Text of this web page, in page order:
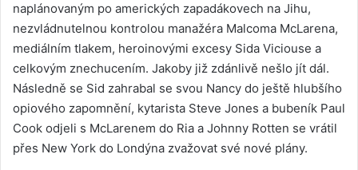
naplánovaným po amerických zapadákovech na Jihu,
nezvládnutelnou kontrolou manažéra Malcoma McLarena,
mediálním tlakem, heroinovými excesy Sida Viciouse a
celkovým znechucením. Jakoby již zdánlivě nešlo jít dál.
Následně se Sid zahrabal se svou Nancy do ještě hlubšího
opiového zapomnění, kytarista Steve Jones a bubeník Paul
Cook odjeli s McLarenem do Ria a Johnny Rotten se vrátil
přes New York do Londýna zvažovat své nové plány.